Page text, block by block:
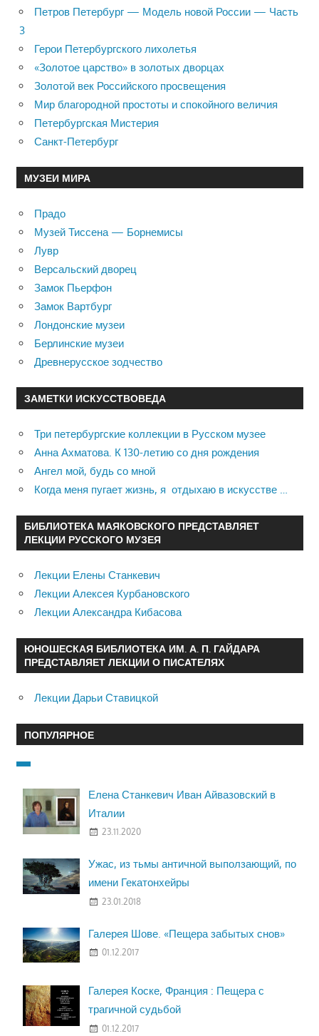
Петров Петербург — Модель новой России — Часть
3
Герои Петербургского лихолетья
«Золотое царство» в золотых дворцах
Золотой век Российского просвещения
Мир благородной простоты и спокойного величия
Петербургская Мистерия
Санкт-Петербург
МУЗЕИ МИРА
Прадо
Музей Тиссена — Борнемисы
Лувр
Версальский дворец
Замок Пьерфон
Замок Вартбург
Лондонские музеи
Берлинские музеи
Древнерусское зодчество
ЗАМЕТКИ ИСКУССТВОВЕДА
Три петербургские коллекции в Русском музее
Анна Ахматова. К 130-летию со дня рождения
Ангел мой, будь со мной
Когда меня пугает жизнь, я отдыхаю в искусстве …
БИБЛИОТЕКА МАЯКОВСКОГО ПРЕДСТАВЛЯЕТ
ЛЕКЦИИ РУССКОГО МУЗЕЯ
Лекции Елены Станкевич
Лекции Алексея Курбановского
Лекции Александра Кибасова
ЮНОШЕСКАЯ БИБЛИОТЕКА ИМ. А. П. ГАЙДАРА
ПРЕДСТАВЛЯЕТ ЛЕКЦИИ О ПИСАТЕЛЯХ
Лекции Дарьи Ставицкой
ПОПУЛЯРНОЕ
Елена Станкевич Иван Айвазовский в
Италии
23.11.2020
Ужас, из тьмы античной выползающий, по
имени Гекатонхейры
23.01.2018
Галерея Шове. «Пещера забытых снов»
01.12.2017
Галерея Коске, Франция : Пещера с
трагичной судьбой
01.12.2017